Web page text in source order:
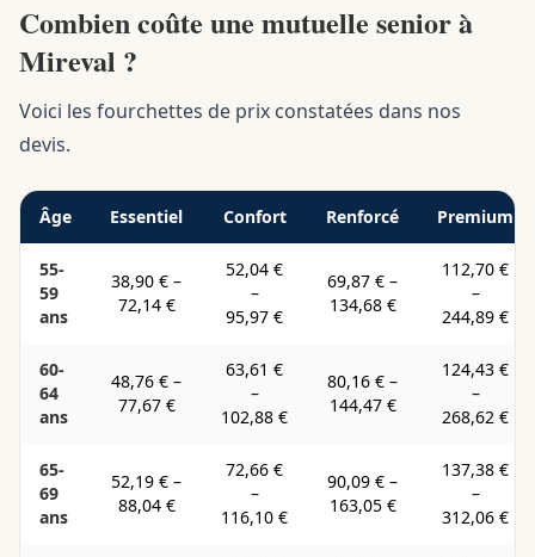
Combien coûte une mutuelle senior à
Mireval ?
Voici les fourchettes de prix constatées dans nos
devis.
Âge Essentiel Confort Renforcé Premium
55-
59
ans
38,90 € –
72,14 €
52,04 €
–
95,97 €
69,87 € –
134,68 €
112,70 €
–
244,89 €
60-
64
ans
48,76 € –
77,67 €
63,61 €
–
102,88 €
80,16 € –
144,47 €
124,43 €
–
268,62 €
65-
69
ans
52,19 € –
88,04 €
72,66 €
–
116,10 €
90,09 € –
163,05 €
137,38 €
–
312,06 €